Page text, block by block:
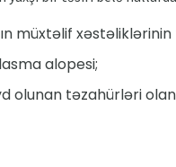
müxtəlif
alopesi;
olunan təzahürləri